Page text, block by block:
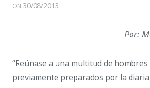
ON 30/08/2013
Por:
“Reúnase a una multitud de hombres
previamente preparados por la